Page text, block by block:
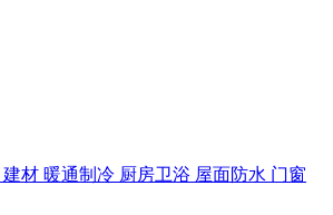
建材 暖通制冷 厨房卫浴 屋面防水 门窗